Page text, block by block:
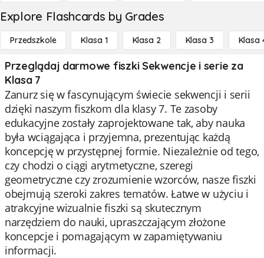
Explore Flashcards by Grades
Przedszkole Klasa 1 Klasa 2 Klasa 3 Klasa
Przeglądaj darmowe fiszki Sekwencje i serie za
Klasa 7
Zanurz się w fascynującym świecie sekwencji i serii
dzięki naszym fiszkom dla klasy 7. Te zasoby
edukacyjne zostały zaprojektowane tak, aby nauka
była wciągająca i przyjemna, prezentując każdą
koncepcję w przystępnej formie. Niezależnie od tego,
czy chodzi o ciągi arytmetyczne, szeregi
geometryczne czy zrozumienie wzorców, nasze fiszki
obejmują szeroki zakres tematów. Łatwe w użyciu i
atrakcyjne wizualnie fiszki są skutecznym
narzędziem do nauki, upraszczającym złożone
koncepcje i pomagającym w zapamiętywaniu
informacji.